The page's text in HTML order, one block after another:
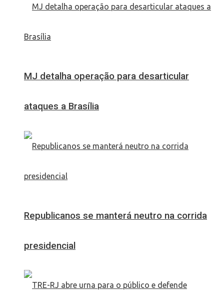
MJ detalha operação para desarticular
ataques a Brasília
Republicanos se manterá neutro na corrida
presidencial